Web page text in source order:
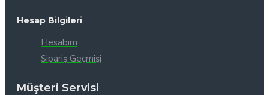
Hesap Bilgileri
Hesabım
Sipariş Geçmişi
Müşteri Servisi